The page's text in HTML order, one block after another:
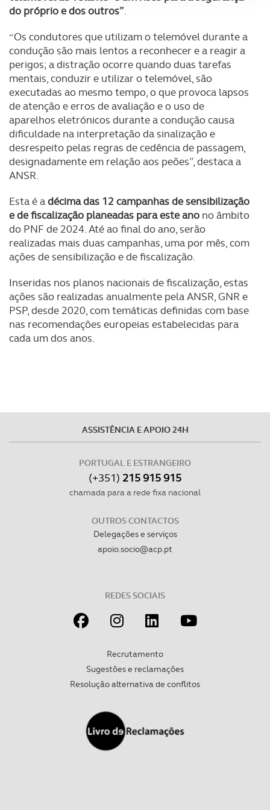
Adicionalmente partilhamos informação, relativa à sua
parceiros e organizações na UE e em países terceiros.
O ACP garantirá que as transferências internacionais de
dados pessoais serão realizadas apenas com o seu
consentimento e quando tal se afigure estritamente
necessário no contexto dos serviços a prestar.
Realçamos que o bloqueio de certo tipo de Cookies e
tecnologias similares pode ter impacto na sua
experiência de navegação no Website e nos serviços
Consulte a política de cookies do site.
do próprio e dos outros”.
“Os condutores que utilizam o telemóvel durante a
condução são mais lentos a reconhecer e a reagir a
perigos; a distração ocorre quando duas tarefas
mentais, conduzir e utilizar o telemóvel, são
executadas ao mesmo tempo, o que provoca lapsos
de atenção e erros de avaliação e o uso de
aparelhos eletrónicos durante a condução causa
dificuldade na interpretação da sinalização e
desrespeito pelas regras de cedência de passagem,
designadamente em relação aos peões”, destaca a
ANSR.
Esta é adécima das 12 campanhas de sensibilização
e de fiscalização planeadas para este ano no âmbito
do PNF de 2024. Até ao final do ano, serão
realizadas mais duas campanhas, uma por mês, com
ações de sensibilização e de fiscalização.
Inseridas nos planos nacionais de fiscalização, estas
ações são realizadas anualmente pela ANSR, GNR e
PSP, desde 2020, com temáticas definidas com base
nas recomendações europeias estabelecidas para
cada um dos anos.
ASSISTÊNCIA E APOIO 24H
PORTUGAL E ESTRANGEIRO
(+351) 215 915 915
chamada para a rede fixa nacional
OUTROS CONTACTOS
Delegações e serviços
apoio.socio@acp.pt
REDES SOCIAIS
Recrutamento
Sugestões e reclamações
Resolução alternativa de conflitos